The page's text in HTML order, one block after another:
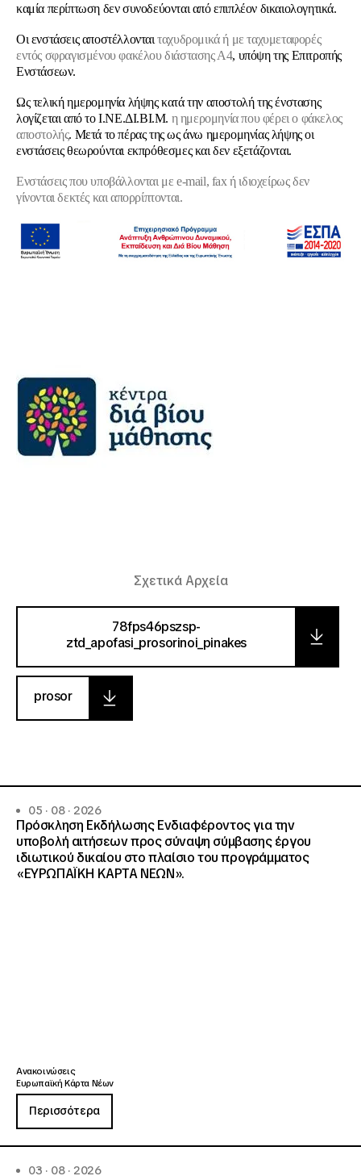
καμία περίπτωση δεν συνοδεύονται από επιπλέον δικαιολογητικά.
Οι ενστάσεις αποστέλλονταιταχυδρομικά ή με ταχυμεταφορές
εντός σφραγισμένου φακέλου διάστασης Α4, υπόψη της Επιτροπής
Ενστάσεων.
Ως τελική ημερομηνία λήψης κατά την αποστολή της ένστασης
λογίζεται από το Ι.ΝΕ.ΔΙ.ΒΙ.Μ. η ημερομηνία που φέρει ο φάκελος
αποστολής. Μετά το πέρας της ως άνω ημερομηνίας λήψης οι
ενστάσεις θεωρούνται εκπρόθεσμες και δεν εξετάζονται.
Ενστάσεις που υποβάλλονται με e-mail, fax ή ιδιοχείρως δεν
γίνονται δεκτές και απορρίπτονται.
Σχετικά Αρχεία
78fps46pszsp-
ztd_apofasi_prosorinoi_pinakes
prosor
05 · 08 · 2026
Πρόσκληση Εκδήλωσης Ενδιαφέροντος για την
υποβολή αιτήσεων προς σύναψη σύμβασης έργου
ιδιωτικού δικαίου στο πλαίσιο του προγράμματος
«ΕΥΡΩΠΑΪΚΗ ΚΑΡΤΑ ΝΕΩΝ».
Ανακοινώσεις
Ευρωπαϊκή Κάρτα Νέων
Περισσότερα
03 · 08 · 2026